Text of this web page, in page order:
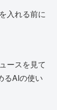
入れる前に
ースを見て
るAIの使い